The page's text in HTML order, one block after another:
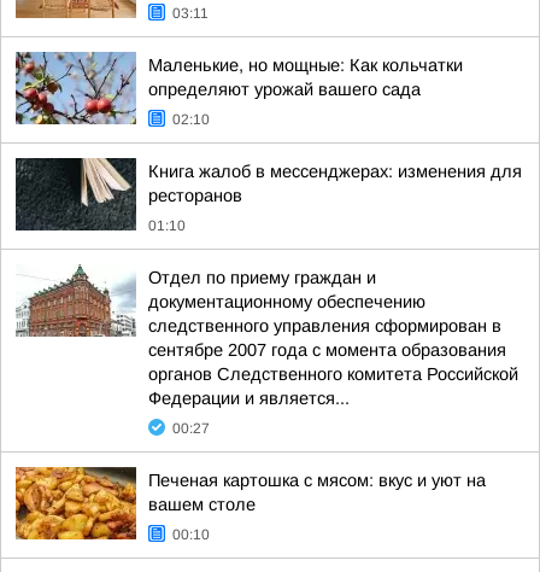
03:11
Маленькие, но мощные: Как кольчатки
определяют урожай вашего сада
02:10
Книга жалоб в мессенджерах: изменения для
ресторанов
01:10
Отдел по приему граждан и
документационному обеспечению
следственного управления сформирован в
сентябре 2007 года с момента образования
органов Следственного комитета Российской
Федерации и является...
00:27
Печеная картошка с мясом: вкус и уют на
вашем столе
00:10